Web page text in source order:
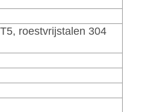
roestvrijstalen 304